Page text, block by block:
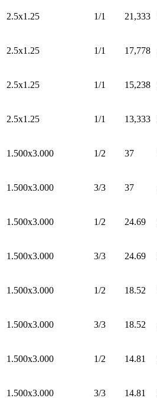
2.5х1.25 1/1 21,333
2.5х1.25 1/1 17,778
2.5х1.25 1/1 15,238
2.5х1.25 1/1 13,333
1.500x3.000 1/2 37
1.500x3.000 3/3 37
1.500x3.000 1/2 24.69
1.500x3.000 3/3 24.69
1.500x3.000 1/2 18.52
1.500x3.000 3/3 18.52
1.500x3.000 1/2 14.81
1.500x3.000 3/3 14.81